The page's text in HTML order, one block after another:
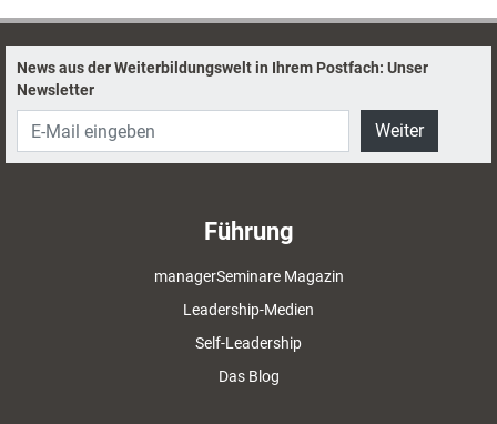
News aus der Weiterbildungswelt in Ihrem Postfach: Unser
Newsletter
Weiter
Führung
managerSeminare Magazin
Leadership-Medien
Self-Leadership
Das Blog